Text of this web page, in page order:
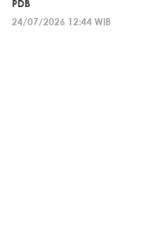
PDB
24/07/2026 12:44 WIB